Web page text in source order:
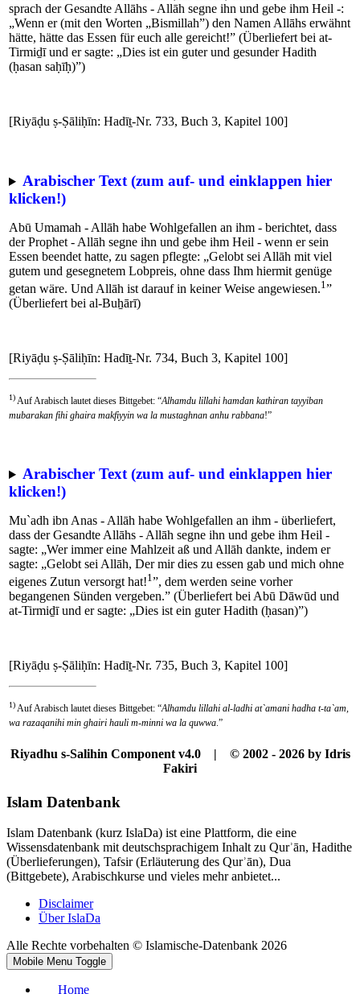
sprach der Gesandte Allāhs - Allāh segne ihn und gebe ihm Heil -:
„Wenn er (mit den Worten „Bismillah”) den Namen Allāhs erwähnt
hätte, hätte das Essen für euch alle gereicht!” (Überliefert bei at-
Tirmiḏī und er sagte: „Dies ist ein guter und gesunder Hadith
(ḥasan saḥīḥ)”)
[Riyāḍu ṣ-Ṣāliḥīn: Hadīṯ-Nr. 733, Buch 3, Kapitel 100]
Arabischer Text (zum auf- und einklappen hier
klicken!)
Abū Umamah - Allāh habe Wohlgefallen an ihm - berichtet, dass
der Prophet - Allāh segne ihn und gebe ihm Heil - wenn er sein
Essen beendet hatte, zu sagen pflegte: „Gelobt sei Allāh mit viel
gutem und gesegnetem Lobpreis, ohne dass Ihm hiermit genüge
getan wäre. Und Allāh ist darauf in keiner Weise angewiesen.1”
(Überliefert bei al-Buẖārī)
[Riyāḍu ṣ-Ṣāliḥīn: Hadīṯ-Nr. 734, Buch 3, Kapitel 100]
1)Auf Arabisch lautet dieses Bittgebet: “Alhamdu lillahi hamdan kathiran tayyiban
mubarakan fihi ghaira makfiyyin wa la mustaghnan anhu rabbana!”
Arabischer Text (zum auf- und einklappen hier
klicken!)
Mu`adh ibn Anas - Allāh habe Wohlgefallen an ihm - überliefert,
dass der Gesandte Allāhs - Allāh segne ihn und gebe ihm Heil -
sagte: „Wer immer eine Mahlzeit aß und Allāh dankte, indem er
sagte: „Gelobt sei Allāh, Der mir dies zu essen gab und mich ohne
eigenes Zutun versorgt hat!1”, dem werden seine vorher
begangenen Sünden vergeben.” (Überliefert bei Abū Dāwūd und
at-Tirmiḏī und er sagte: „Dies ist ein guter Hadith (ḥasan)”)
[Riyāḍu ṣ-Ṣāliḥīn: Hadīṯ-Nr. 735, Buch 3, Kapitel 100]
1)Auf Arabisch lautet dieses Bittgebet: “Alhamdu lillahi al-ladhi at`amani hadha t-ta`am,
wa razaqanihi min ghairi hauli m-minni wa la quwwa.”
Riyadhu s-Salihin Component v4.0 | © 2002 - 2026 by Idris
Fakiri
Islam Datenbank
Islam Datenbank (kurz IslaDa) ist eine Plattform, die eine
Wissensdatenbank mit deutschsprachigem Inhalt zu Qurʾān, Hadithe
(Überlieferungen), Tafsir (Erläuterung des Qurʾān), Dua
(Bittgebete), Arabischkurse und vieles mehr anbietet...
Disclaimer
Über IslaDa
Alle Rechte vorbehalten © Islamische-Datenbank 2026
Mobile Menu Toggle
Home